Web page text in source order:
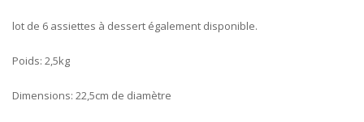
lot de 6 assiettes à dessert également disponible.
Poids: 2,5kg
Dimensions: 22,5cm de diamètre